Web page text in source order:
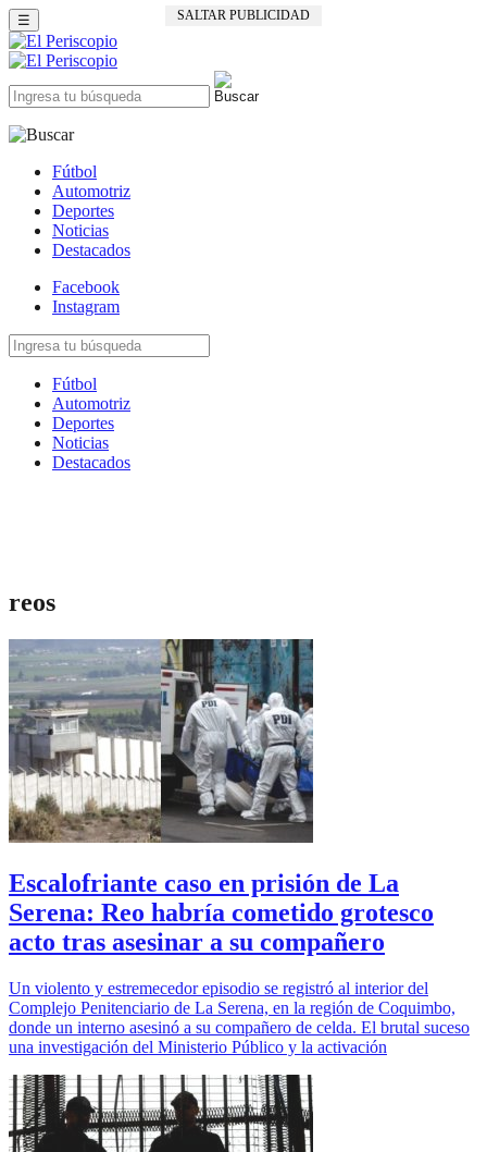
SALTAR PUBLICIDAD
☰
Fútbol
Automotriz
Deportes
Noticias
Destacados
Facebook
Instagram
Fútbol
Automotriz
Deportes
Noticias
Destacados
reos
Escalofriante caso en prisión de La
Serena: Reo habría cometido grotesco
acto tras asesinar a su compañero
Un violento y estremecedor episodio se registró al interior del
Complejo Penitenciario de La Serena, en la región de Coquimbo,
donde un interno asesinó a su compañero de celda. El brutal suceso
una investigación del Ministerio Público y la activación